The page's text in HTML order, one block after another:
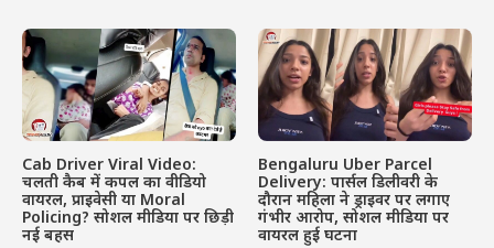
Cab Driver Viral Video:
चलती कैब में कपल का वीडियो
वायरल, प्राइवेसी या Moral
Policing? सोशल मीडिया पर छिड़ी
नई बहस
Bengaluru Uber Parcel
Delivery: पार्सल डिलीवरी के
दौरान महिला ने ड्राइवर पर लगाए
गंभीर आरोप, सोशल मीडिया पर
वायरल हुई घटना